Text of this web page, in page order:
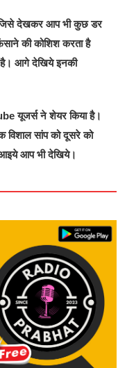
देखकर आप भी कुछ डर
की कोशिश करता है
है। आगे देखिये इनकी
यूजर्स ने शेयर किया है।
विशाल सांप को दूसरे को
आप भी देखिये।